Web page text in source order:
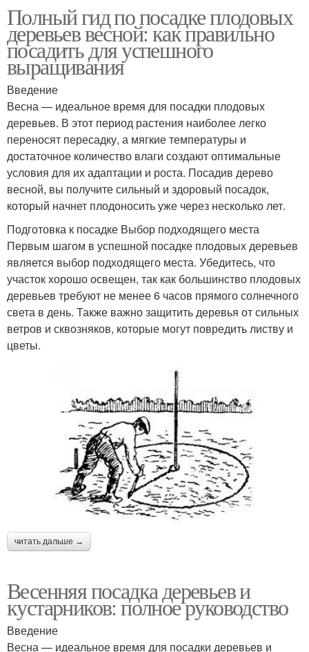
Полный гид по посадке плодовых
деревьев весной: как правильно
посадить для успешного
выращивания
Введение
Весна — идеальное время для посадки плодовых
деревьев. В этот период растения наиболее легко
переносят пересадку, а мягкие температуры и
достаточное количество влаги создают оптимальные
условия для их адаптации и роста. Посадив дерево
весной, вы получите сильный и здоровый посадок,
который начнет плодоносить уже через несколько лет.
Подготовка к посадке Выбор подходящего места
Первым шагом в успешной посадке плодовых деревьев
является выбор подходящего места. Убедитесь, что
участок хорошо освещен, так как большинство плодовых
деревьев требуют не менее 6 часов прямого солнечного
света в день. Также важно защитить деревья от сильных
ветров и сквозняков, которые могут повредить листву и
цветы.
читать дальше →
Весенняя посадка деревьев и
кустарников: полное руководство
Введение
Весна — идеальное время для посадки деревьев и